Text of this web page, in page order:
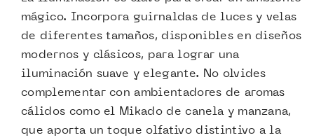
mágico. Incorpora guirnaldas de luces y velas
de diferentes tamaños, disponibles en diseños
modernos y clásicos, para lograr una
iluminación suave y elegante. No olvides
complementar con ambientadores de aromas
cálidos como el Mikado de canela y manzana,
que aporta un toque olfativo distintivo a la